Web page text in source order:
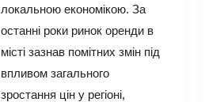
локальною економікою. За
останні роки ринок оренди в
місті зазнав помітних змін під
впливом загального
зростання цін у регіоні,